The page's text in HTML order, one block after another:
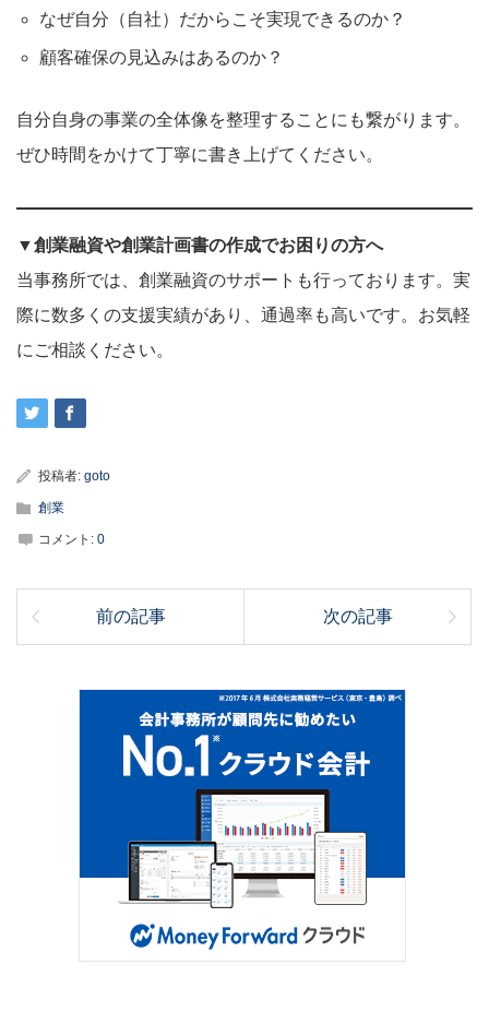
なぜ自分（自社）だからこそ実現できるのか？
顧客確保の見込みはあるのか？
自分自身の事業の全体像を整理することにも繋がります。
ぜひ時間をかけて丁寧に書き上げてください。
▼創業融資や創業計画書の作成でお困りの方へ
当事務所では、創業融資のサポートも行っております。実
際に数多くの支援実績があり、通過率も高いです。お気軽
にご相談ください。
投稿者: goto
創業
コメント: 0
前の記事 次の記事